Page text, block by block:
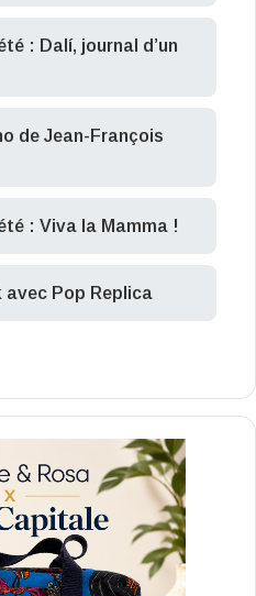
: Dalí, journal d’un
de Jean-François
: Viva la Mamma !
Pop Replica